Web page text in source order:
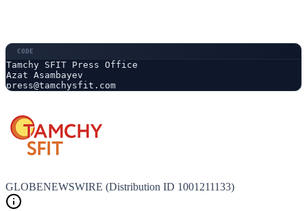
Tamchy SFIT Press Office
Azat Asambayev
press@tamchysfit.com
GLOBENEWSWIRE (Distribution ID 1001211133)